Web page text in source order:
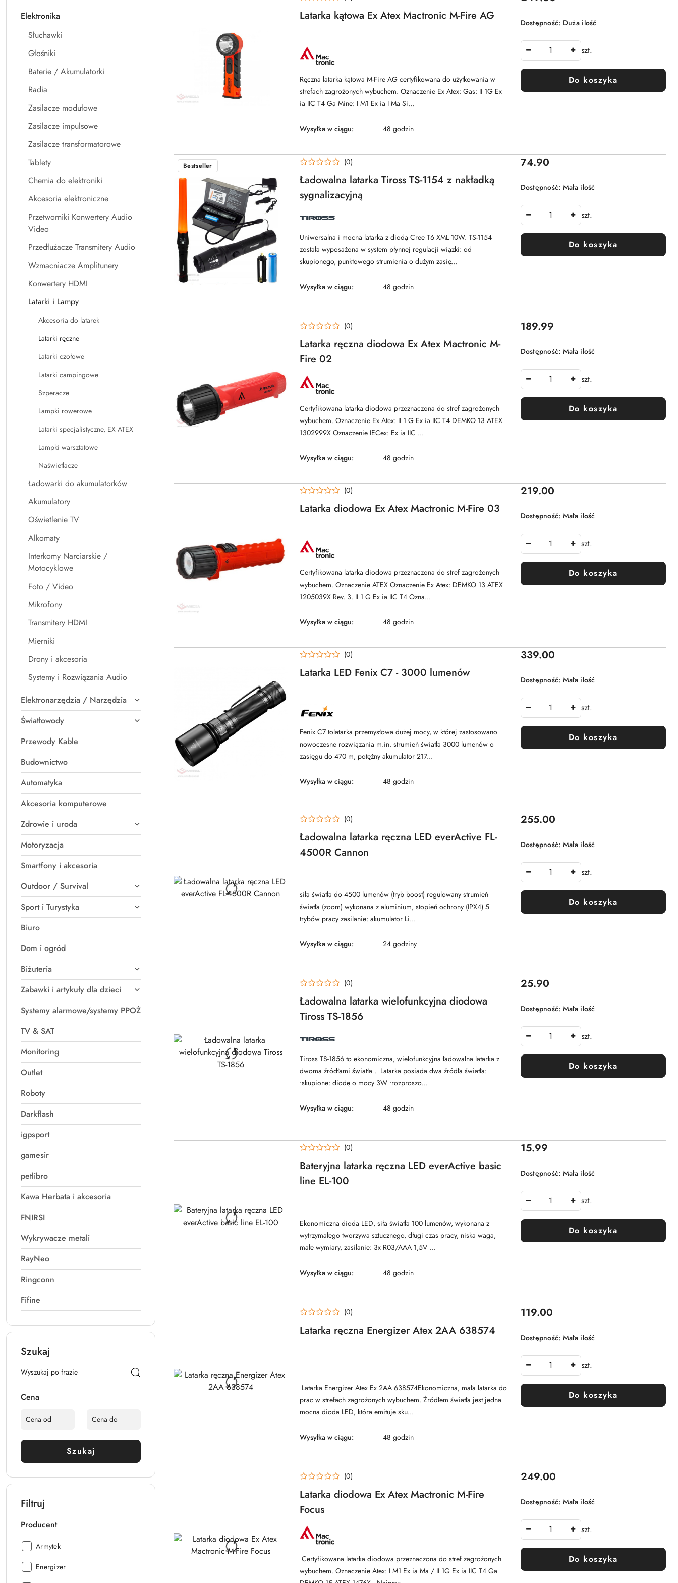
Elektronika
Słuchawki
Głośniki
Baterie / Akumulatorki
Radia
Zasilacze modułowe
Zasilacze impulsowe
Zasilacze transformatorowe
Tablety
Chemia do elektroniki
Akcesoria elektroniczne
Przetworniki Konwertery Audio
Video
Przedłużacze Transmitery Audio
Wzmacniacze Amplitunery
Konwertery HDMI
Latarki i Lampy
Akcesoria do latarek
Latarki ręczne
Latarki czołowe
Latarki campingowe
Szperacze
Lampki rowerowe
Latarki specjalistyczne, EX ATEX
Lampki warsztatowe
Naświetlacze
Ładowarki do akumulatorków
Akumulatory
Oświetlenie TV
Alkomaty
Interkomy Narciarskie /
Motocyklowe
Foto / Video
Mikrofony
Transmitery HDMI
Mierniki
Drony i akcesoria
Systemy i Rozwiązania Audio
Elektronarzędzia / Narzędzia
Światłowody
Przewody Kable
Budownictwo
Automatyka
Akcesoria komputerowe
Zdrowie i uroda
Motoryzacja
Smartfony i akcesoria
Outdoor / Survival
Sport i Turystyka
Biuro
Dom i ogród
Biżuteria
Zabawki i artykuły dla dzieci
Systemy alarmowe/systemy PPOŻ
TV & SAT
Monitoring
Outlet
Roboty
Darkflash
igpsport
gamesir
petlibro
Kawa Herbata i akcesoria
FNIRSI
Wykrywacze metali
RayNeo
Ringconn
Fifine
Szukaj
Cena
Szukaj
Filtruj
Producent
Producent:
Armytek
Producent:
Energizer
Latarka kątowa Ex Atex Mactronic M-Fire AG
NAZWA
PRODUCENTA:
MACTRONIC
Ręczna latarka kątowa M-Fire AG certyfikowana do użytkowania w
strefach zagrożonych wybuchem. Oznaczenie Ex Atex: Gas: II 1G Ex
ia IIC T4 Ga Mine: I M1 Ex ia I Ma Si...
Wysyłka w ciągu: 48 godzin
Dostępność: Duża ilość
szt.
Do koszyka
Ładowalna latarka Tiross TS-1154 z nakładką
sygnalizacyjną
(0)
NAZWA
PRODUCENTA:
Uniwersalna i mocna latarka z diodą Cree T6 XML 10W. TS-1154
została wyposażona w system płynnej regulacji wiązki: od
skupionego, punktowego strumienia o dużym zasię...
Wysyłka w ciągu: 48 godzin
Cena:
74.90
Dostępność: Mała ilość
szt.
Do koszyka
Bestseller
Latarka ręczna diodowa Ex Atex Mactronic M-
Fire 02
(0)
NAZWA
PRODUCENTA:
MACTRONIC
Certyfikowana latarka diodowa przeznaczona do stref zagrożonych
wybuchem. Oznaczenie Ex Atex: II 1 G Ex ia IIC T4 DEMKO 13 ATEX
1302999X Oznaczenie IECex: Ex ia IIC ...
Wysyłka w ciągu: 48 godzin
Cena:
189.99
Dostępność: Mała ilość
szt.
Do koszyka
Latarka diodowa Ex Atex Mactronic M-Fire 03
(0)
NAZWA
PRODUCENTA:
MACTRONIC
Certyfikowana latarka diodowa przeznaczona do stref zagrożonych
wybuchem. Oznaczenie ATEX Oznaczenie Ex Atex: DEMKO 13 ATEX
1205039X Rev. 3. II 1 G Ex ia IIC T4 Ozna...
Wysyłka w ciągu: 48 godzin
Cena:
219.00
Dostępność: Mała ilość
szt.
Do koszyka
Latarka LED Fenix C7 - 3000 lumenów
(0)
NAZWA
PRODUCENTA:
Fenix C7 tolatarka przemysłowa dużej mocy, w której zastosowano
nowoczesne rozwiązania m.in. strumień światła 3000 lumenów o
zasięgu do 470 m, potężny akumulator 217...
Wysyłka w ciągu: 48 godzin
Cena:
339.00
Dostępność: Mała ilość
szt.
Do koszyka
Ładowalna latarka ręczna LED everActive FL-
4500R Cannon
(0)
siła światła do 4500 lumenów (tryb boost) regulowany strumień
światła (zoom) wykonana z aluminium, stopień ochrony (IPX4) 5
trybów pracy zasilanie: akumulator Li...
Wysyłka w ciągu: 24 godziny
Cena:
255.00
Dostępność: Mała ilość
szt.
Do koszyka
Ładowalna latarka wielofunkcyjna diodowa
Tiross TS-1856
(0)
NAZWA
PRODUCENTA:
Tiross TS-1856 to ekonomiczna, wielofunkcyjna ładowalna latarka z
dwoma źródłami światła . Latarka posiada dwa źródła światła:
•skupione: diodę o mocy 3W •rozproszo...
Wysyłka w ciągu: 48 godzin
Cena:
25.90
Dostępność: Mała ilość
szt.
Do koszyka
Bateryjna latarka ręczna LED everActive basic
line EL-100
(0)
Ekonomiczna dioda LED, siła światła 100 lumenów, wykonana z
wytrzymałego tworzywa sztucznego, długi czas pracy, niska waga,
małe wymiary, zasilanie: 3x R03/AAA 1,5V ...
Wysyłka w ciągu: 48 godzin
Cena:
15.99
Dostępność: Mała ilość
szt.
Do koszyka
Latarka ręczna Energizer Atex 2AA 638574
(0)
Latarka Energizer Atex Ex 2AA 638574Ekonomiczna, mała latarka do
prac w strefach zagrożonych wybuchem. Źródłem światła jest jedna
mocna dioda LED, która emituje sku...
Wysyłka w ciągu: 48 godzin
Cena:
119.00
Dostępność: Mała ilość
szt.
Do koszyka
Latarka diodowa Ex Atex Mactronic M-Fire
Focus
(0)
NAZWA
PRODUCENTA:
MACTRONIC
Certyfikowana latarka diodowa przeznaczona do stref zagrożonych
wybuchem. Oznaczenie Atex: I M1 Ex ia Ma / II 1G Ex ia IIC T4 Ga
Cena:
249.00
Dostępność: Mała ilość
szt.
Do koszyka